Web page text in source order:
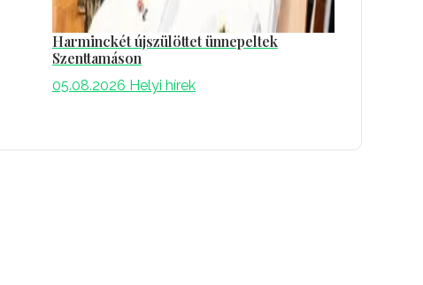
Harminckét újszülöttet ünnepeltek
Szenttamáson
05.08.2026 Helyi hírek